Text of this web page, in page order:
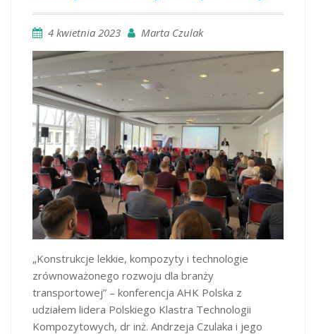
4 kwietnia 2023 Marta Czulak
„Konstrukcje lekkie, kompozyty i technologie
zrównoważonego rozwoju dla branży
transportowej” – konferencja AHK Polska z
udziałem lidera Polskiego Klastra Technologii
Kompozytowych, dr inż. Andrzeja Czulaka i jego